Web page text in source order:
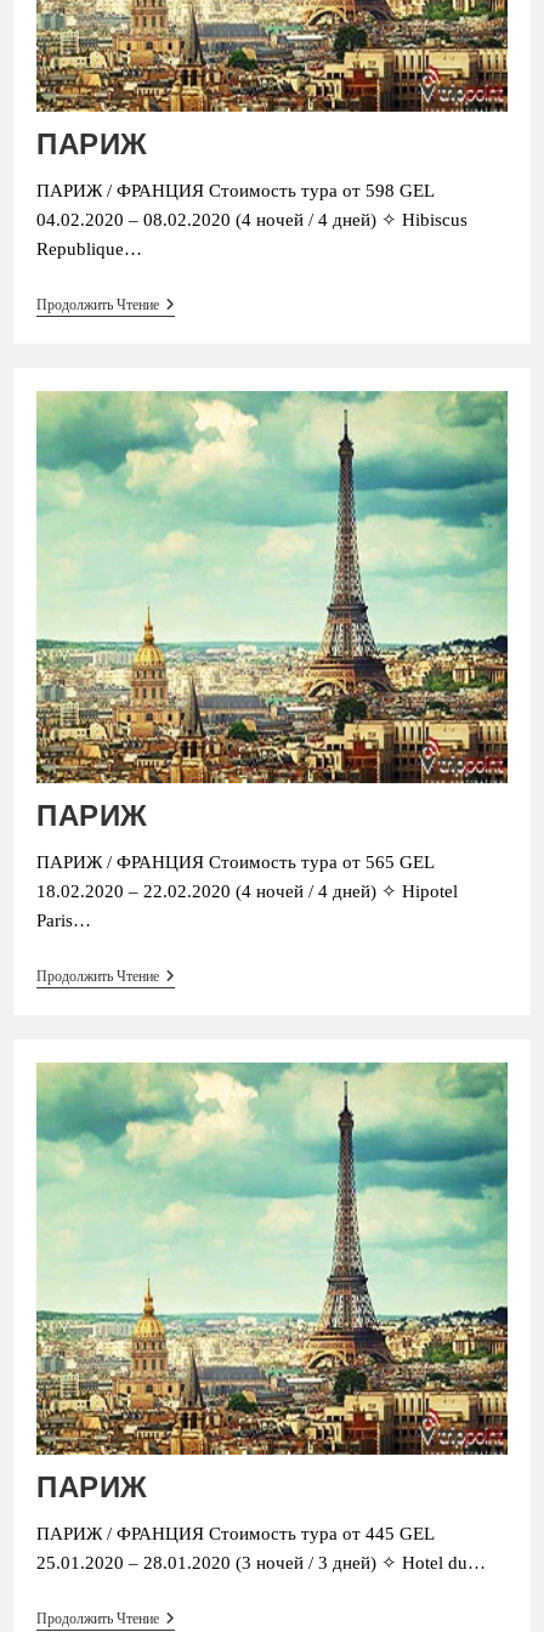
ПАРИЖ
ПАРИЖ / ФРАНЦИЯ Стоимость тура от 598 GEL
04.02.2020 – 08.02.2020 (4 ночей / 4 дней) ✧ Hibiscus
Republique…
Продолжить ЧтениеПАРИЖ
ПАРИЖ
ПАРИЖ / ФРАНЦИЯ Стоимость тура от 565 GEL
18.02.2020 – 22.02.2020 (4 ночей / 4 дней) ✧ Hipotel
Paris…
Продолжить ЧтениеПАРИЖ
ПАРИЖ
ПАРИЖ / ФРАНЦИЯ Стоимость тура от 445 GEL
25.01.2020 – 28.01.2020 (3 ночей / 3 дней) ✧ Hotel du…
Продолжить ЧтениеПАРИЖ